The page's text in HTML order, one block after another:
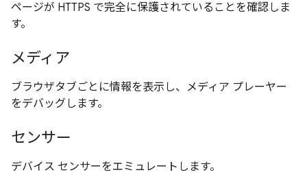
ページが HTTPS で完全に保護されていることを確認しま
す。
メディア
ブラウザタブごとに情報を表示し、メディア プレーヤー
をデバッグします。
センサー
デバイス センサーをエミュレートします。